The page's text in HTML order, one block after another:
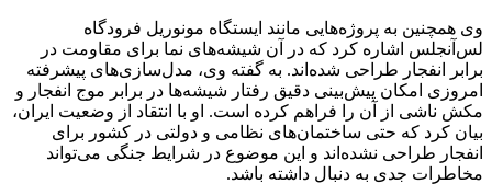
وی همچنین به پروژه‌هایی مانند ایستگاه مونوریل فرودگاه
لس‌آنجلس اشاره کرد که در آن شیشه‌های نما برای مقاومت در
برابر انفجار طراحی شده‌اند. به گفته وی، مدل‌سازی‌های پیشرفته
امروزی امکان پیش‌بینی دقیق رفتار شیشه‌ها در برابر موج انفجار و
مکش ناشی از آن را فراهم کرده است. او با انتقاد از وضعیت ایران،
بیان کرد که حتی ساختمان‌های نظامی و دولتی در کشور برای
انفجار طراحی نشده‌اند و این موضوع در شرایط جنگی می‌تواند
مخاطرات جدی به دنبال داشته باشد.